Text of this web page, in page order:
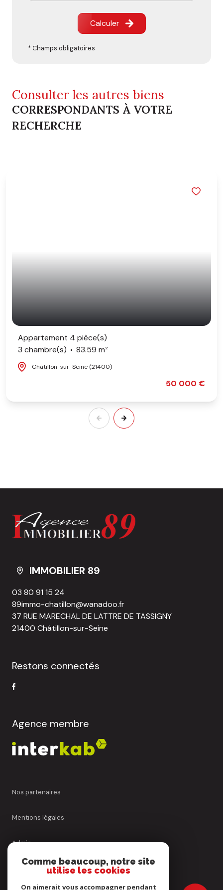
Calculer
* Champs obligatoires
Consulter les autres biens
CORRESPONDANTS À VOTRE
RECHERCHE
Appartement 4 pièce(s)
3 chambre(s)
83.59 m²
Châtillon-sur-Seine (21400)
50 000 €
IMMOBILIER 89
03 80 91 15 24
89immo-chatillon@wanadoo.fr
37 RUE MARECHAL DE LATTRE DE TASSIGNY
21400 Châtillon-sur-Seine
Restons connectés
Agence membre
Nos partenaires
Mentions légales
Admin
Nos honoraires
Comme beaucoup, notre site
utilise les cookies
On aimerait vous accompagner pendant